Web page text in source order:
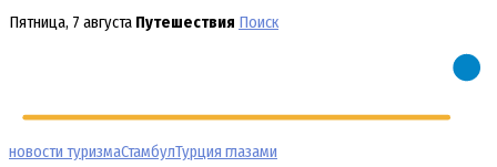
Перейти
Пятница, 7 августа Путешествия Поиск
новости туризмаСтамбулТурция глазами